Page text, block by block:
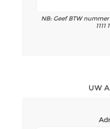
NB: Geef BTW
1111
UW